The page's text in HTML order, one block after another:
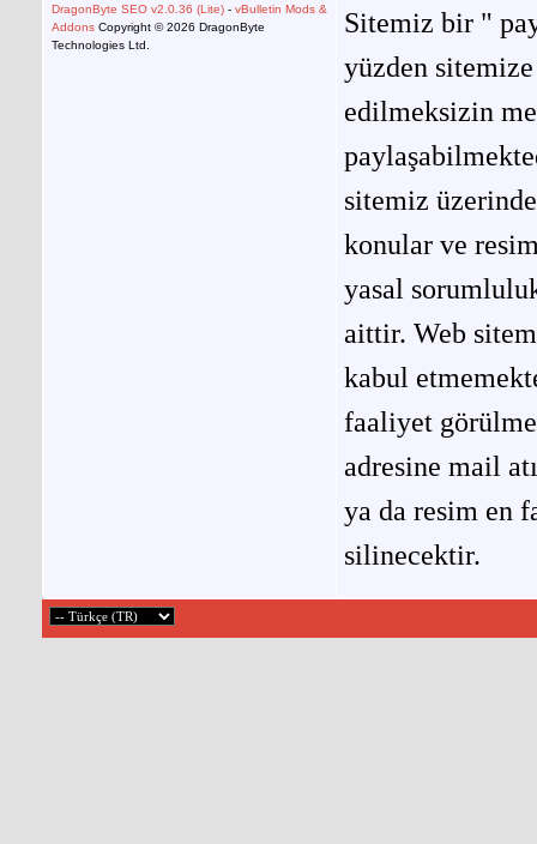
DragonByte SEO v2.0.36 (Lite) - vBulletin Mods &
Addons Copyright © 2026 DragonByte
Technologies Ltd.
Sitemiz bir "
yüzden
edilmeksizin
sitemiz
konular ve
yasal
aittir. Web
kabul
faaliyet
adresine mail
ya da resim en
silinecektir.